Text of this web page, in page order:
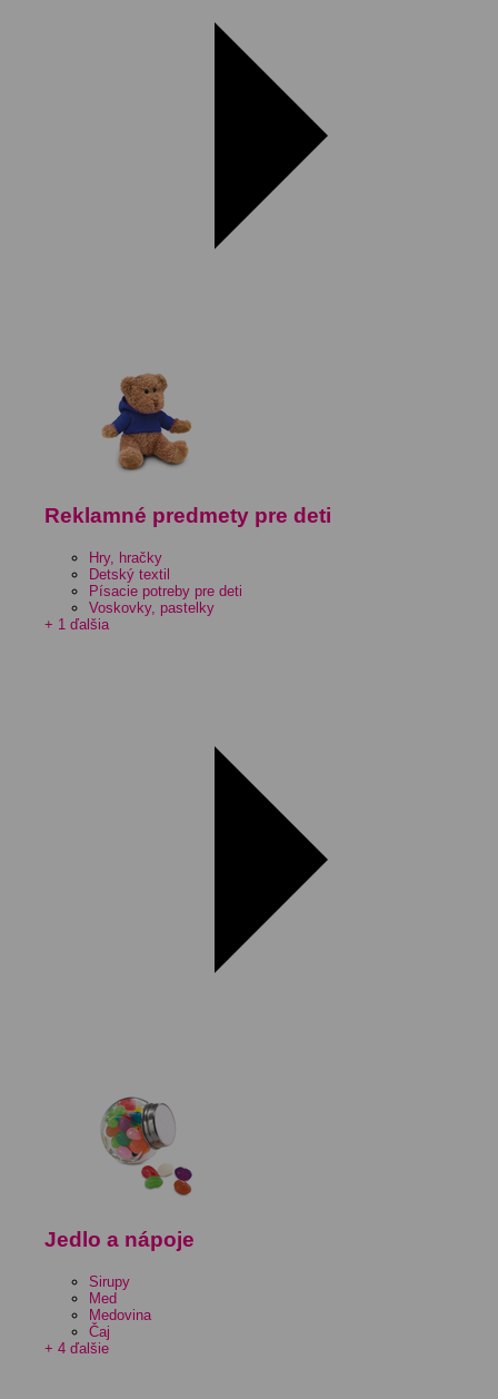
Reklamné predmety pre deti
Hry, hračky
Detský textil
Písacie potreby pre deti
Voskovky, pastelky
+ 1 ďalšia
Jedlo a nápoje
Sirupy
Med
Medovina
Čaj
+ 4 ďalšie